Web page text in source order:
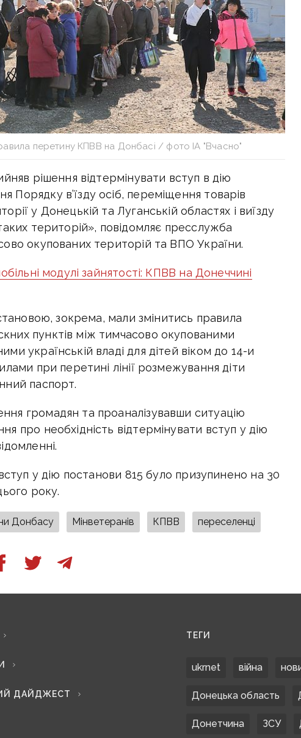
перетину КПВВ на Донбасі / фото ІА "Вчасно"
рішення відтермінувати вступ в дію
Порядку в’їзду осіб, переміщення товарів
у Донецькій та Луганській областях і виїзду
територій», повідомляє пресслужба
окупованих територій та ВПО України.
модулі зайнятості: КПВВ на Донеччині
зокрема, мали змінитись правила
пунктів між тимчасово окупованими
українській владі для дітей віком до 14-и
при перетині лінії розмежування діти
паспорт.
громадян та проаналізувавши ситуацію
про необхідність відтермінувати вступ у дію
у дію постанови 815 було призупинено на 30
року.
Донбасу Мінветеранів КПВВ переселенці
ДАЙДЖЕСТ
ТЕГИ
ukrnet війна
Донецька область
Донетчина ЗСУ